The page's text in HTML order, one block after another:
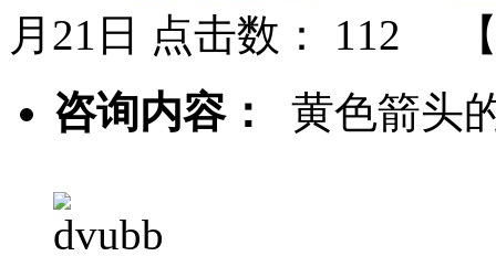
月21日 点击数： 112
咨询内容：
黄色箭头